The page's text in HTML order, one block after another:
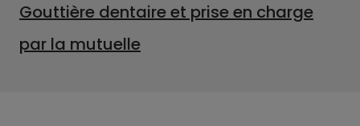
Gouttière dentaire et prise en charge
par la mutuelle